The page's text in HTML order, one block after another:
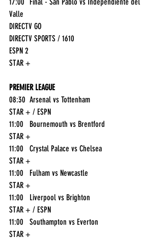
DIRECTV GO
DIRECTV SPORTS / 1610
ESPN 2
STAR +
PREMIER LEAGUE
STAR + / ESPN
STAR +
STAR +
STAR +
STAR + / ESPN
STAR +